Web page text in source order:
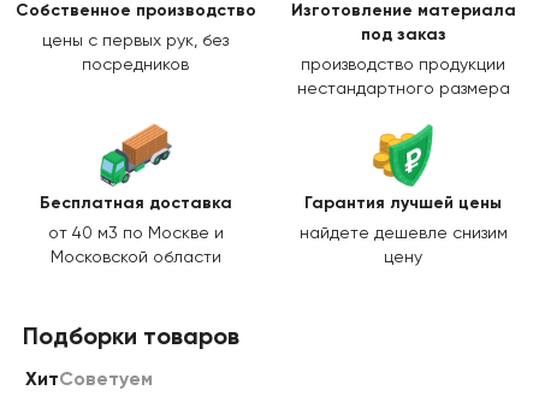
Собственное производство
цены с первых рук, без
посредников
Изготовление материала
под заказ
производство продукции
нестандартного размера
Бесплатная доставка
от 40 м3 по Москве и
Московской области
Гарантия лучшей цены
найдете дешевле снизим
цену
Подборки товаров
ХитСоветуем